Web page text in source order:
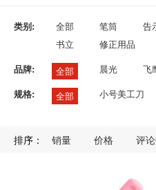
类别: 全部 笔筒 告
书立
修正用品
品牌:
全部 晨光 飞
规格:
全部 小号美工刀
排序： 销量 价格 评